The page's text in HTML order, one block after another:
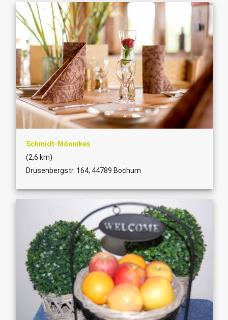
Schmidt-Mönnikes
(2,6 km)
Drusenbergstr. 164, 44789 Bochum